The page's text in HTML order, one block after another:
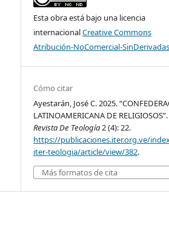
Esta obra está bajo una licencia
internacionalCreative Commons
Atribución-NoComercial-
Cómo citar
Ayestarán, José C. 2025.
LATINOAMERICANA DE
Revista De Teología2 (4): 22.
https://publicaciones.iter.org.ve/
iter-teologia/article/view/382.
Más formatos de cita